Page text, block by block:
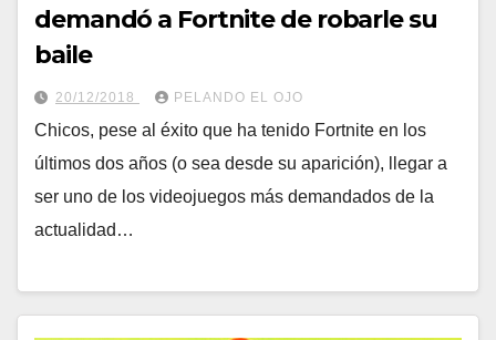
demandó a Fortnite de robarle su
baile
20/12/2018 PELANDO EL OJO
Chicos, pese al éxito que ha tenido Fortnite en los
últimos dos años (o sea desde su aparición), llegar a
ser uno de los videojuegos más demandados de la
actualidad…